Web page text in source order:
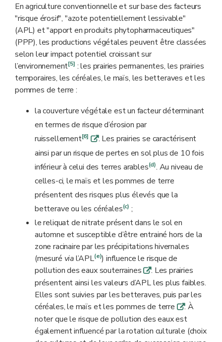
En agriculture conventionnelle et sur base des facteurs
"risque érosif", "azote potentiellement lessivable"
(APL) et "apport en produits phytopharmaceutiques"
(PPP), les productions végétales peuvent être classées
selon leur impact potentiel croissant sur
l’environnement[5] : les prairies permanentes, les prairies
temporaires, les céréales, le maïs, les betteraves et les
pommes de terre :
la couverture végétale est un facteur déterminant
en termes de risque d’érosion par
ruissellement[6] q. Les prairies se caractérisent
ainsi par un risque de pertes en sol plus de 10 fois
inférieur à celui des terres arables(d). Au niveau de
celles-ci, le maïs et les pommes de terre
présentent des risques plus élevés que la
betterave ou les céréales(c) ;
le reliquat de nitrate présent dans le sol en
automne et susceptible d’être entrainé hors de la
zone racinaire par les précipitations hivernales
(mesuré vial’APL(e)) influence le risque de
pollution des eaux souterrainesq. Les prairies
présentent ainsi les valeurs d’APL les plus faibles.
Elles sont suivies par les betteraves, puis par les
céréales, le maïs et les pommes de terre q. À
noter que le risque de pollution des eaux est
également influencé par la rotation culturale (choix